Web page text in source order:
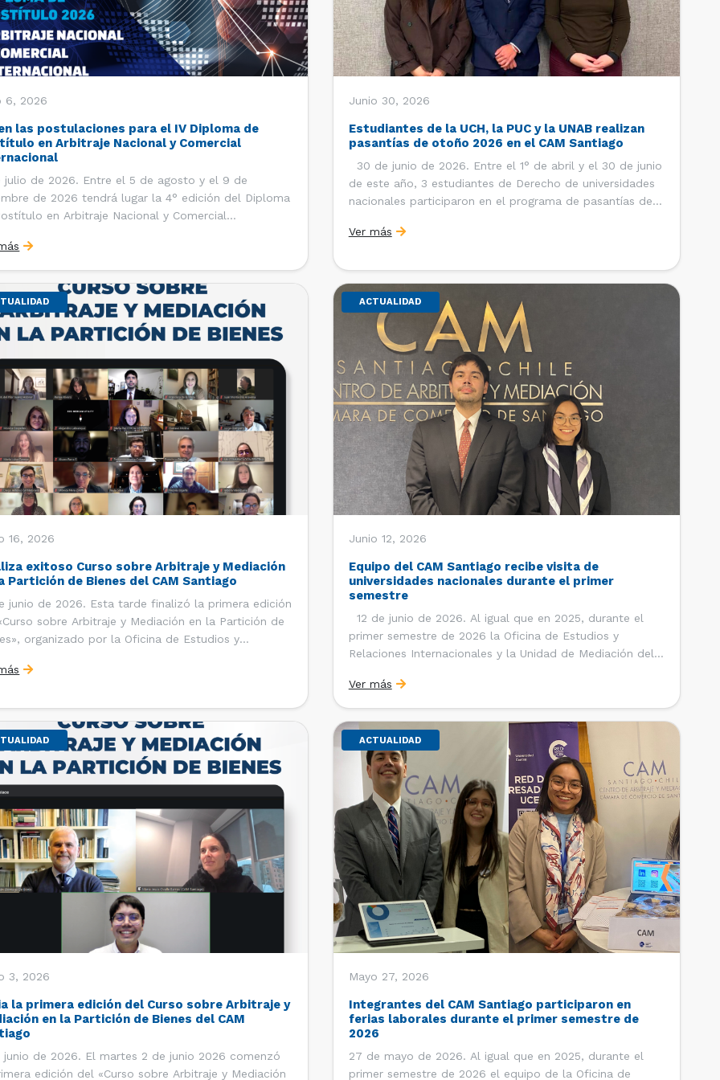
6, 2026
las postulaciones para el IV Diploma de
en Arbitraje Nacional y Comercial
julio de 2026. Entre el 5 de agosto y el 9 de
de 2026 tendrá lugar la 4° edición del Diploma
en Arbitraje Nacional y Comercial
Internacional de la Facultad de Derecho de la
de Chile y […]
Junio 30, 2026
Estudiantes de la UCH, la PUC y la UNAB realizan
pasantías de otoño 2026 en el CAM Santiago
30 de junio de 2026. Entre el 1° de abril y el 30 de junio
de este año, 3 estudiantes de Derecho de universidades
nacionales participaron en el programa de pasantías del
Comercio de Santiago (CCS). Así, se realizaron […]
Ver más
16, 2026
exitoso Curso sobre Arbitraje y Mediación
Partición de Bienes del CAM Santiago
junio de 2026. Esta tarde finalizó la primera edición
sobre Arbitraje y Mediación en la Partición de
organizado por la Oficina de Estudios y
(CAM) de la Cámara de Comercio de Santiago
ACTUALIDAD
Junio 12, 2026
Equipo del CAM Santiago recibe visita de
universidades nacionales durante el primer
semestre
12 de junio de 2026. Al igual que en 2025, durante el
primer semestre de 2026 la Oficina de Estudios y
Relaciones Internacionales y la Unidad de Mediación del
Comercio de Santiago (CCS) han recibido la visita de
estudiantes de […]
Ver más
3, 2026
la primera edición del Curso sobre Arbitraje y
en la Partición de Bienes del CAM
junio de 2026. El martes 2 de junio 2026 comenzó
edición del «Curso sobre Arbitraje y Mediación
ACTUALIDAD
Mayo 27, 2026
Integrantes del CAM Santiago participaron en
ferias laborales durante el primer semestre de
2026
27 de mayo de 2026. Al igual que en 2025, durante el
primer semestre de 2026 el equipo de la Oficina de